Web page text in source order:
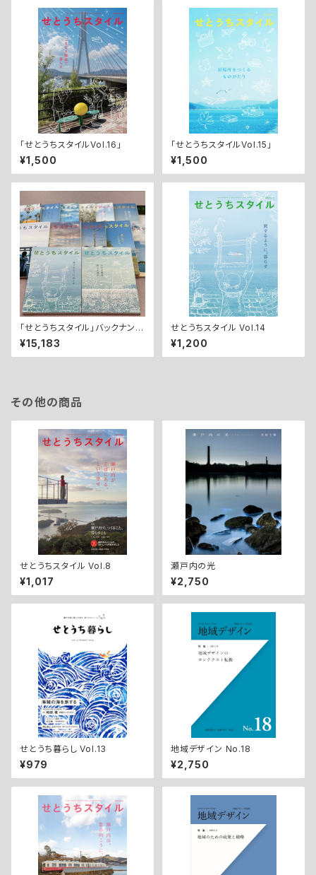
「せとうちスタイルVol.16」
¥1,500
「せとうちスタイルVol.15」
¥1,500
「せとうちスタイル」バックナンバ
ーVol.01~14
¥15,183
せとうちスタイル Vol.14
¥1,200
その他の商品
せとうちスタイル Vol.8
¥1,017
瀬戸内の光
¥2,750
せとうち暮らし Vol.13
¥979
地域デザイン No.18
¥2,750